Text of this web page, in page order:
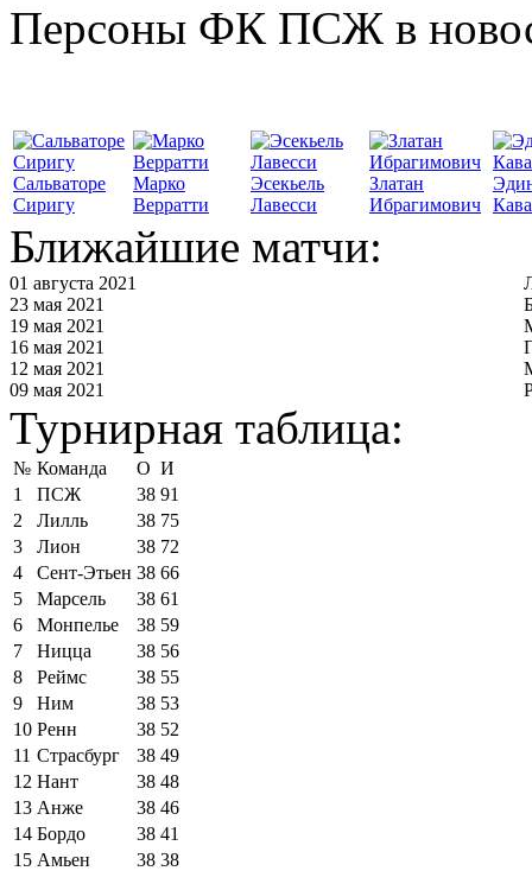
Персоны ФК ПСЖ в
Сальваторе
Сиригу
Марко
Верратти
Эсекьель
Лавесси
Златан
Ибрагимович
Ближайшие матчи:
01 августа 2021
23 мая 2021
19 мая 2021
16 мая 2021
12 мая 2021
09 мая 2021
Турнирная таблица:
№ Команда О И
1
ПСЖ 38 91
2
Лилль 38 75
3
Лион 38 72
4
Сент-Этьен 38 66
5
Марсель 38 61
6
Монпелье 38 59
7
Ницца 38 56
8
Реймс 38 55
9
Ним 38 53
10 Ренн 38 52
11 Страсбург 38 49
12 Нант 38 48
13 Анже 38 46
14 Бордо 38 41
15 Амьен 38 38